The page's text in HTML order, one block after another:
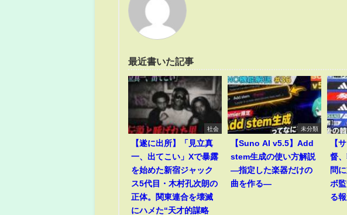
最近書いた記事
社会
【遂に出所】「見立真
一、出てこい」Xで暴露
を始めた新宿ジャック
ス5代目・木村孔次朗の
正体。関東連合を壊滅
にハメた“天才的謀略
未分類
【Suno AI v5.5】Add
stem生成の使い方解説
―指定した楽器だけの
曲を作る―
【
督
問
ボ
る